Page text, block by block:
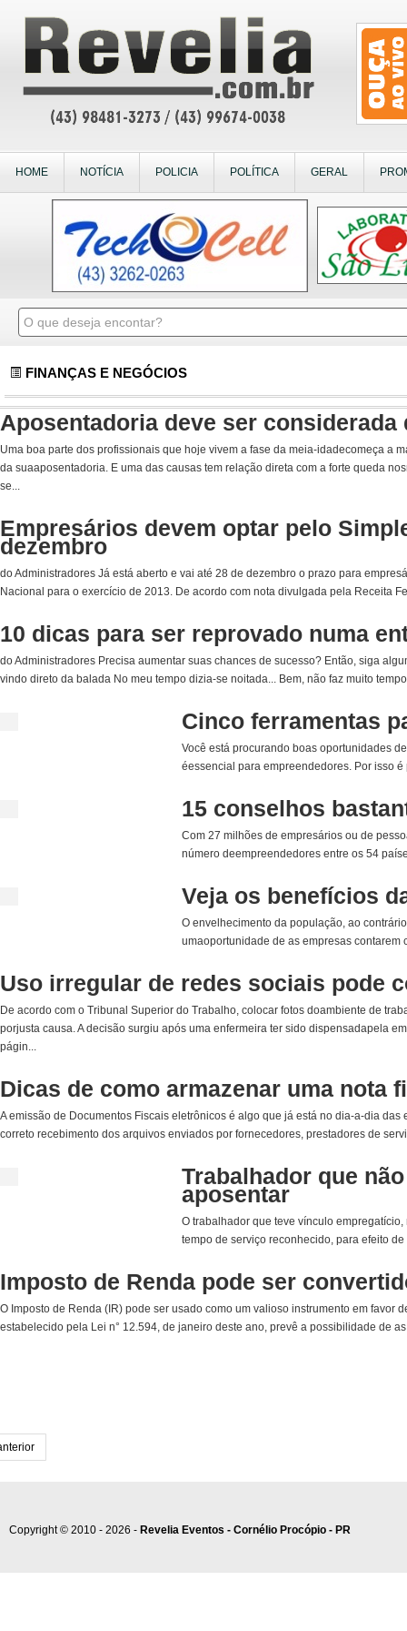
HOME NOTÍCIA POLICIA POLÍTICA GERAL
FINANÇAS E NEGÓCIOS
Aposentadoria deve ser
Uma boa parte dos profissionais que hoje vivem a fase da meia-idadecomeça a
da suaaposentadoria. E uma das causas tem relação direta com a forte queda
se...
Empresários devem optar pelo
dezembro
do Administradores Já está aberto e vai até 28 de dezembro o prazo para
Nacional para o exercício de 2013. De acordo com nota divulgada pela Receita
10 dicas para ser reprovado numa
do Administradores Precisa aumentar suas chances de sucesso? Então, siga
vindo direto da balada No meu tempo dizia-se noitada... Bem, não faz muito
Cinco ferramentas
Você está procurando boas oportunidades
éessencial para empreendedores. Por isso
15 conselhos
Com 27 milhões de empresários ou de
número deempreendedores entre os 54
Veja os benefícios
O envelhecimento da população, ao
umaoportunidade de as empresas contarem
Uso irregular de redes sociais pode
De acordo com o Tribunal Superior do Trabalho, colocar fotos doambiente de
porjusta causa. A decisão surgiu após uma enfermeira ter sido dispensadapela
págin...
Dicas de como armazenar uma nota
A emissão de Documentos Fiscais eletrônicos é algo que já está no dia-a-dia
correto recebimento dos arquivos enviados por fornecedores, prestadores de
Trabalhador que
aposentar
O trabalhador que teve vínculo
tempo de serviço reconhecido, para efeito
Imposto de Renda pode ser
O Imposto de Renda (IR) pode ser usado como um valioso instrumento em favor
estabelecido pela Lei n° 12.594, de janeiro deste ano, prevê a possibilidade de
Copyright © 2010 - 2026 - Revelia Eventos - Cornélio Procópio - PR